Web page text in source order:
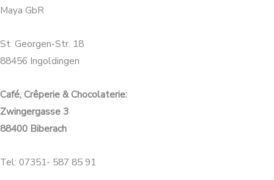
Maya GbR
St. Georgen-Str. 18
88456 Ingoldingen
Café, Crêperie & Chocolaterie:
Zwingergasse 3
88400 Biberach
Tel: 07351- 587 85 91